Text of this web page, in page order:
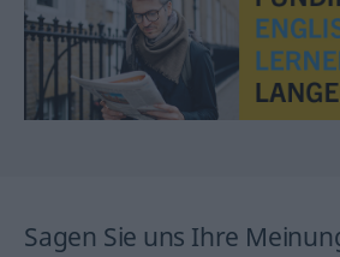
Sagen Sie uns Ihre